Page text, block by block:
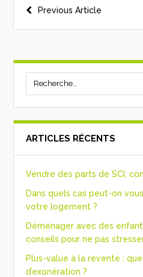
Previous Article
ARTICLES RÉCENTS
Vendre des parts de SCI,
Dans quels cas peut-on
votre logement ?
Déménager avec des
conseils pour ne pas
Plus-value à la revente :
d’exonération ?